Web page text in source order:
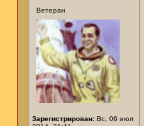
Ветеран
Зарегистрирован: Вс, 06 июл